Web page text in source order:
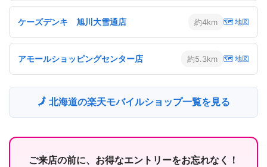
ケーズデンキ 旭川大雪通店 約4km 🗺 地図
アモールショッピングセンター店 約5.3km 🗺 地図
🗾 北海道の楽天モバイルショップ一覧を見る
ご来店の前に、お得なエントリーをお忘れなく！